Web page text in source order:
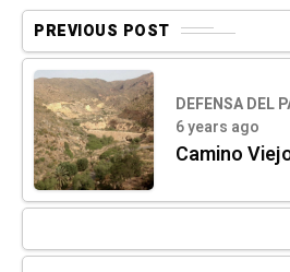
PREVIOUS POST
DEFENSA DEL
6 years ago
Camino